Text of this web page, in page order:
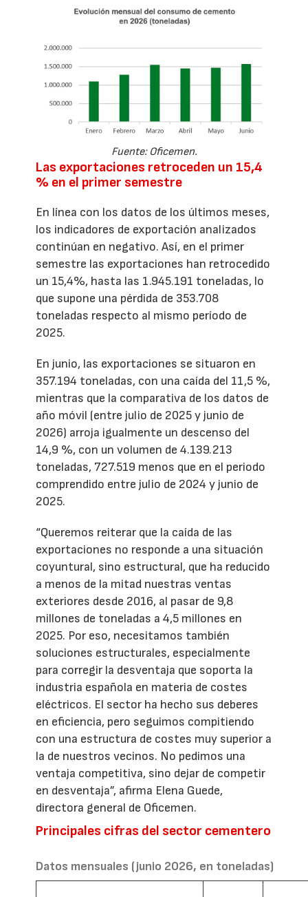
Fuente: Oficemen.
Las exportaciones retroceden un 15,4
% en el primer semestre
En línea con los datos de los últimos meses,
los indicadores de exportación analizados
continúan en negativo. Así, en el primer
semestre las exportaciones han retrocedido
un 15,4%, hasta las 1.945.191 toneladas, lo
que supone una pérdida de 353.708
toneladas respecto al mismo período de
2025.
En junio, las exportaciones se situaron en
357.194 toneladas, con una caída del 11,5 %,
mientras que la comparativa de los datos de
año móvil (entre julio de 2025 y junio de
2026) arroja igualmente un descenso del
14,9 %, con un volumen de 4.139.213
toneladas, 727.519 menos que en el periodo
comprendido entre julio de 2024 y junio de
2025.
“Queremos reiterar que la caída de las
exportaciones no responde a una situación
coyuntural, sino estructural, que ha reducido
a menos de la mitad nuestras ventas
exteriores desde 2016, al pasar de 9,8
millones de toneladas a 4,5 millones en
2025. Por eso, necesitamos también
soluciones estructurales, especialmente
para corregir la desventaja que soporta la
industria española en materia de costes
eléctricos. El sector ha hecho sus deberes
en eficiencia, pero seguimos compitiendo
con una estructura de costes muy superior a
la de nuestros vecinos. No pedimos una
ventaja competitiva, sino dejar de competir
en desventaja”, afirma Elena Guede,
directora general de Oficemen.
Principales cifras del sector cementero
Datos mensuales (junio 2026, en toneladas)